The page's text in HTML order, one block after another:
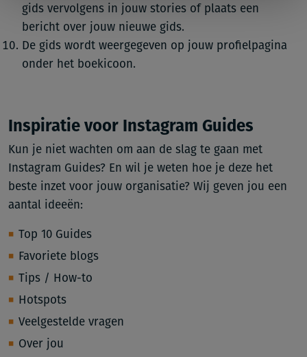
gids vervolgens in jouw stories of plaats een
bericht over jouw nieuwe gids.
De gids wordt weergegeven op jouw profielpagina
onder het boekicoon.
Inspiratie voor Instagram Guides
Kun je niet wachten om aan de slag te gaan met
Instagram Guides? En wil je weten hoe je deze het
beste inzet voor jouw organisatie? Wij geven jou een
aantal ideeën:
Top 10 Guides
Favoriete blogs
Tips / How-to
Hotspots
Veelgestelde vragen
Over jou